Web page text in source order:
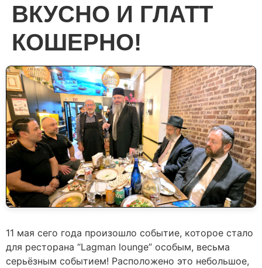
ВКУСНО И ГЛАТТ
КОШЕРНО!
11 мая сего года произошло событие, которое стало
для ресторана “Lagman lounge” особым, весьма
серьёзным событием! Расположено это небольшое,